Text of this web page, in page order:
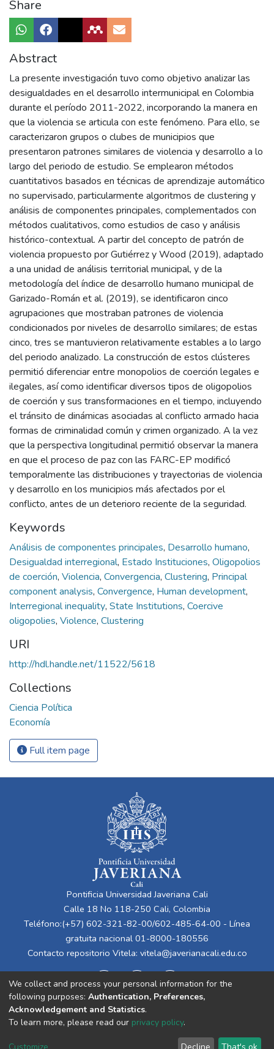
Share
Abstract
La presente investigación tuvo como objetivo analizar las
desigualdades en el desarrollo intermunicipal en Colombia
durante el período 2011-2022, incorporando la manera en
que la violencia se articula con este fenómeno. Para ello, se
caracterizaron grupos o clubes de municipios que
presentaron patrones similares de violencia y desarrollo a lo
largo del periodo de estudio. Se emplearon métodos
cuantitativos basados en técnicas de aprendizaje automático
no supervisado, particularmente algoritmos de clustering y
análisis de componentes principales, complementados con
métodos cualitativos, como estudios de caso y análisis
histórico-contextual. A partir del concepto de patrón de
violencia propuesto por Gutiérrez y Wood (2019), adaptado
a una unidad de análisis territorial municipal, y de la
metodología del índice de desarrollo humano municipal de
Garizado-Román et al. (2019), se identificaron cinco
agrupaciones que mostraban patrones de violencia
condicionados por niveles de desarrollo similares; de estas
cinco, tres se mantuvieron relativamente estables a lo largo
del periodo analizado. La construcción de estos clústeres
permitió diferenciar entre monopolios de coerción legales e
ilegales, así como identificar diversos tipos de oligopolios
de coerción y sus transformaciones en el tiempo, incluyendo
el tránsito de dinámicas asociadas al conflicto armado hacia
formas de criminalidad común y crimen organizado. A la vez
que la perspectiva longitudinal permitió observar la manera
en que el proceso de paz con las FARC-EP modificó
temporalmente las distribuciones y trayectorias de violencia
y desarrollo en los municipios más afectados por el
conflicto, antes de un deterioro reciente de la seguridad.
Keywords
Análisis de componentes principales, Desarrollo humano,
Desigualdad interregional, Estado Instituciones, Oligopolios
de coerción, Violencia, Convergencia, Clustering, Principal
component analysis, Convergence, Human development,
Interregional inequality, State Institutions, Coercive
oligopolies, Violence, Clustering
URI
http://hdl.handle.net/11522/5618
Collections
Ciencia Política
Economía
Full item page
Pontificia Universidad Javeriana Cali
Calle 18 No 118-250 Cali, Colombia
Teléfono:(+57) 602-321-82-00/602-485-64-00 - Línea
gratuita nacional 01-8000-180556
Contacto repositorio Vitela: vitela@javerianacali.edu.co
Cookie End User Send
We collect and process your personal information for the
following purposes: Authentication, Preferences,
Acknowledgement and Statistics.
To learn more, please read our privacy policy.